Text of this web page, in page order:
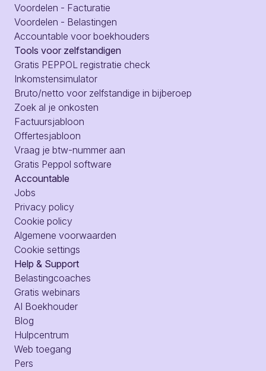
Voordelen - Facturatie
Voordelen - Belastingen
Accountable voor boekhouders
Tools voor zelfstandigen
Gratis PEPPOL registratie check
Inkomstensimulator
Bruto/netto voor zelfstandige in bijberoep
Zoek al je onkosten
Factuursjabloon
Offertesjabloon
Vraag je btw-nummer aan
Gratis Peppol software
Accountable
Jobs
Privacy policy
Cookie policy
Algemene voorwaarden
Cookie settings
Help & Support
Belastingcoaches
Gratis webinars
AI Boekhouder
Blog
Hulpcentrum
Web toegang
Pers